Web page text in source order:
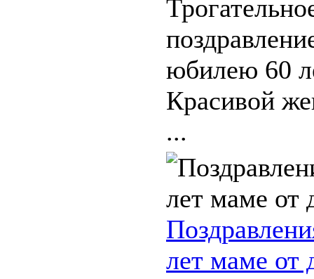
юбилею 60
Красивой
...
лет маме от